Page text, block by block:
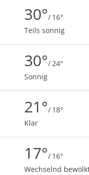
30°/ 16°
Teils sonnig
30°/ 24°
Sonnig
21°/ 18°
Klar
17°/ 16°
Wechselnd